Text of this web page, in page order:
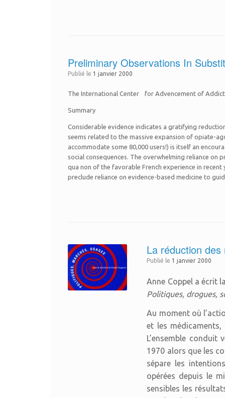
Preliminary Observations In
Publié le 1 janvier 2000
The International Center for Advencement of
Summary
Considerable evidence indicates a gratifying
seems related to the massive expansion of opiate-
accommodate some 80,000 users!) is itself an
social consequences. The overwhelming reliance on
qua non of the favorable French experience in
preclude reliance on evidence-based medicine to
La réduction des
Publié le 1 janvier 2000
Anne Coppel a écrit
Politiques, drogues,
Au moment où
et les
L’ensemble
1970 alors que les
sépare les
opérées depuis le
sensibles les